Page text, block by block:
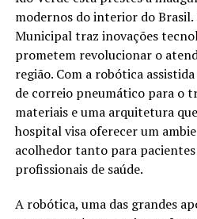
modernos do interior do
Municipal traz inovações
prometem revolucionar o
região. Com a robótica
de correio pneumático para o
materiais e uma arquitetura
hospital visa oferecer um
acolhedor tanto para
profissionais de saúde.
A robótica, uma das grandes